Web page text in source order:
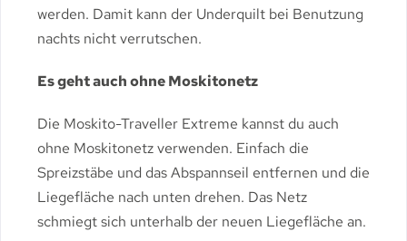
werden. Damit kann der Underquilt bei Benutzung
nachts nicht verrutschen.
Es geht auch ohne Moskitonetz
Die Moskito-Traveller Extreme kannst du auch
ohne Moskitonetz verwenden. Einfach die
Spreizstäbe und das Abspannseil entfernen und die
Liegefläche nach unten drehen. Das Netz
schmiegt sich unterhalb der neuen Liegefläche an.